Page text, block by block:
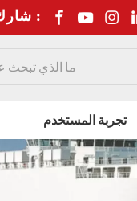
شارك إلى :
تجربة المستخدم